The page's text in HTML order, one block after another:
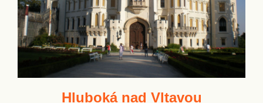
Hluboká nad Vltavou